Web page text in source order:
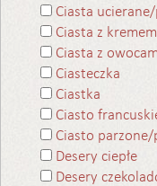
Ciasta
Ciasta z kremem
Ciasta z
Ciasteczka
Ciastka
Ciasto
Ciasto
Desery ciepłe
Desery